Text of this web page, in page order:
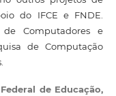
do IFCE e FNDE.
Computadores e
de Computação
de Educação,